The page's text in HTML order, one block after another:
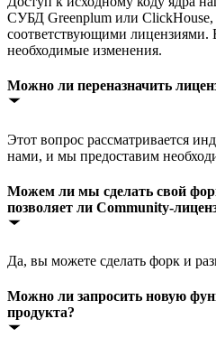
СУБД Greenplum или ClickHouse,
соответствующими лицензиями.
необходимые изменения.
Можно ли переназначить
Этот вопрос рассматривается
нами, и мы предоставим
Можем ли мы сделать свой
позволяет ли Community-
Да, вы можете сделать форк и
Можно ли запросить новую
продукта?